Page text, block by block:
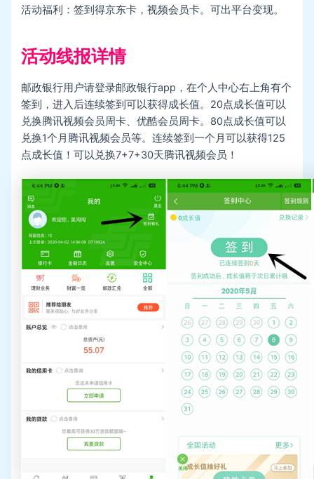
活动福利：签到得京东卡，视频会员卡。可出平台变现。
活动线报详情
邮政银行用户请登录邮政银行app，在个人中心右上角有个
签到，进入后连续签到可以获得成长值。20点成长值可以
兑换腾讯视频会员周卡、优酷会员周卡。80点成长值可以
兑换1个月腾讯视频会员等。连续签到一个月可以获得125
点成长值！可以兑换7+7+30天腾讯视频会员！